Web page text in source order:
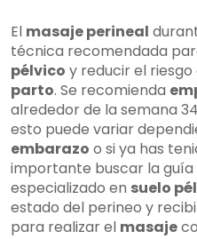
El masaje perineal
técnica recomendada
pélvico y reducir el
parto. Se recomienda
alrededor de la semana
esto puede variar
embarazo o si ya has
importante buscar la
especializado en suelo
estado del perineo y
para realizar el masaje